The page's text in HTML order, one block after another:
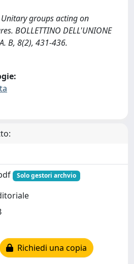
Unitary groups acting on
BOLLETTINO DELL'UNIONE
B, 8(2), 431-436.
Solo gestori archvio
Richiedi una copia